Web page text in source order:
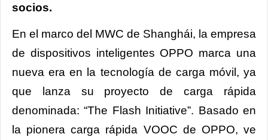
socios.
En el marco del MWC de Shanghái, la empresa
de dispositivos inteligentes OPPO marca una
nueva era en la tecnología de carga móvil, ya
que lanza su proyecto de carga rápida
denominada: “The Flash Initiative”. Basado en
la pionera carga rápida VOOC de OPPO, ve